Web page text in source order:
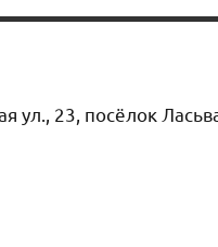
ул., 23, посёлок